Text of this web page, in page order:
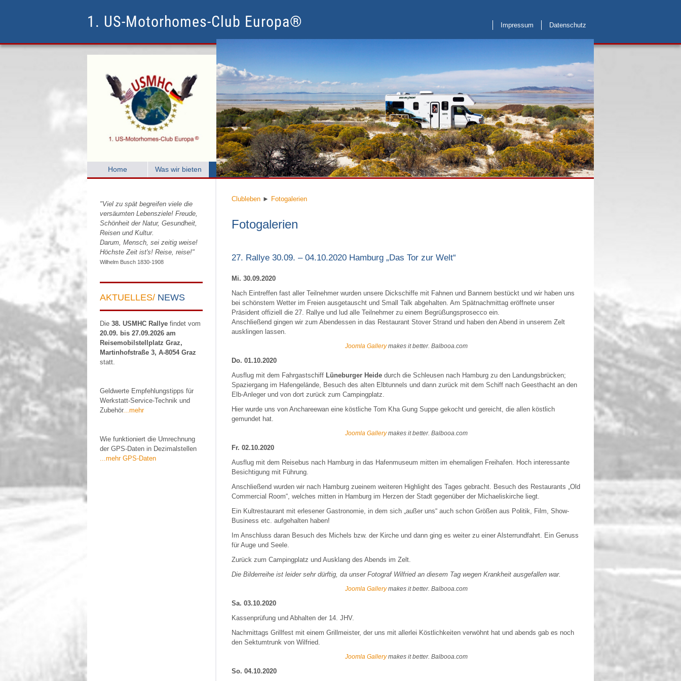
1. US-Motorhomes-Club Europa® Impressum Datenschutz
Home Was wir bieten Clubleben Mitglied werden Nur für Mitglieder Service Weblinks Kontakt
"Viel zu spät begreifen viele die
versäumten Lebensziele! Freude,
Schönheit der Natur, Gesundheit,
Reisen und Kultur.
Darum, Mensch, sei zeitig weise!
Höchste Zeit ist's! Reise, reise!"
Wilhelm Busch 1830-1908
AKTUELLES/ NEWS
Die 38. USMHC Rallye findet vom
20.09. bis 27.09.2026 am
Reisemobilstellplatz Graz,
Martinhofstraße 3, A-8054 Graz
statt.
Geldwerte Empfehlungstipps für
Werkstatt-Service-Technik und
Zubehör...mehr
Wie funktioniert die Umrechnung
der GPS-Daten in Dezimalstellen
...mehr GPS-Daten
Clubleben ► Fotogalerien
Fotogalerien
27. Rallye 30.09. – 04.10.2020 Hamburg „Das Tor zur Welt“
Mi. 30.09.2020
Nach Eintreffen fast aller Teilnehmer wurden unsere Dickschiffe mit Fahnen und Bannern bestückt und wir haben uns
bei schönstem Wetter im Freien ausgetauscht und Small Talk abgehalten. Am Spätnachmittag eröffnete unser
Präsident offiziell die 27. Rallye und lud alle Teilnehmer zu einem Begrüßungsprosecco ein.
Anschließend gingen wir zum Abendessen in das Restaurant Stover Strand und haben den Abend in unserem Zelt
ausklingen lassen.
Joomla Gallerymakes it better. Balbooa.com
Do. 01.10.2020
Ausflug mit dem Fahrgastschiff Lüneburger Heide durch die Schleusen nach Hamburg zu den Landungsbrücken;
Spaziergang im Hafengelände, Besuch des alten Elbtunnels und dann zurück mit dem Schiff nach Geesthacht an den
Elb-Anleger und von dort zurück zum Campingplatz.
Hier wurde uns von Anchareewan eine köstliche Tom Kha Gung Suppe gekocht und gereicht, die allen köstlich
gemundet hat.
Joomla Gallerymakes it better. Balbooa.com
Fr. 02.10.2020
Ausflug mit dem Reisebus nach Hamburg in das Hafenmuseum mitten im ehemaligen Freihafen. Hoch interessante
Besichtigung mit Führung.
Anschließend wurden wir nach Hamburg zueinem weiteren Highlight des Tages gebracht. Besuch des Restaurants „Old
Commercial Room“, welches mitten in Hamburg im Herzen der Stadt gegenüber der Michaeliskirche liegt.
Ein Kultrestaurant mit erlesener Gastronomie, in dem sich „außer uns“ auch schon Größen aus Politik, Film, Show-
Business etc. aufgehalten haben!
Im Anschluss daran Besuch des Michels bzw. der Kirche und dann ging es weiter zu einer Alsterrundfahrt. Ein Genuss
für Auge und Seele.
Zurück zum Campingplatz und Ausklang des Abends im Zelt.
Die Bilderreihe ist leider sehr dürftig, da unser Fotograf Wilfried an diesem Tag wegen Krankheit ausgefallen war.
Joomla Gallerymakes it better. Balbooa.com
Sa. 03.10.2020
Kassenprüfung und Abhalten der 14. JHV.
Nachmittags Grillfest mit einem Grillmeister, der uns mit allerlei Köstlichkeiten verwöhnt hat und abends gab es noch
den Sektumtrunk von Wilfried.
Joomla Gallerymakes it better. Balbooa.com
So. 04.10.2020